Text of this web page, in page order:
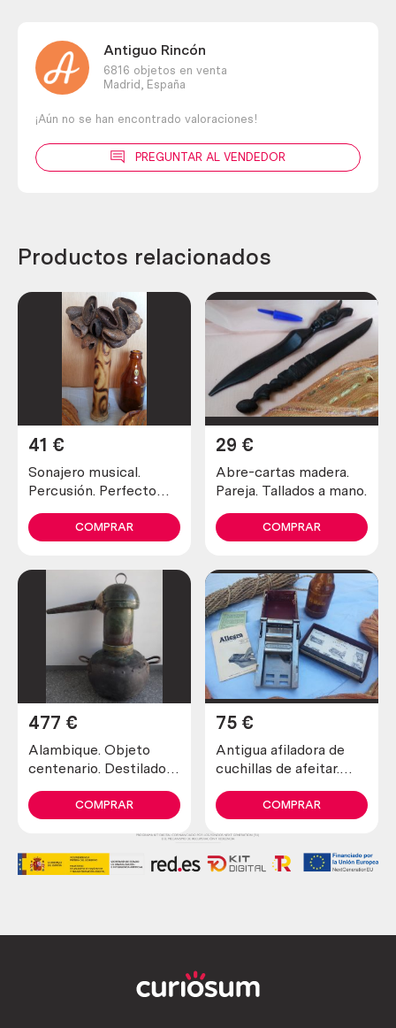
Antiguo Rincón
6816 objetos en venta
Madrid,
España
¡Aún no se han encontrado valoraciones!
PREGUNTAR AL VENDEDOR
Productos relacionados
Sonajero musical.
Percusión. Perfecto
41 €
COMPRAR
Abre-cartas madera.
Pareja. Tallados a mano.
29 €
COMPRAR
Alambique. Objeto
centenario. Destilador
cobre. 80 litros.
477 €
COMPRAR
Antigua afiladora de
cuchillas de afeitar.
75 €
COMPRAR